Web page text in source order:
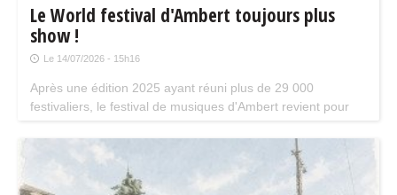
Le World festival d'Ambert toujours plus
show !
Le 14/07/2026 - 15h16
Après une édition 2025 ayant réuni plus de 29 000
festivaliers, le festival de musiques d'Ambert revient pour